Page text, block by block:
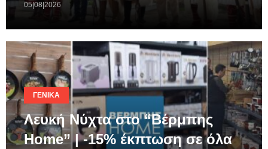
05|08|2026
ΓΕΝΙΚΆ
Λευκή Νύχτα στο “Βέρμπης
Home” | -15% έκπτωση σε όλα